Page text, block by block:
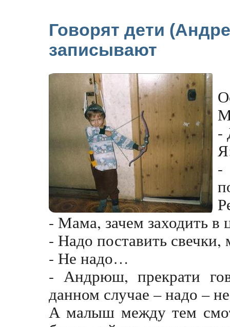
Говорят дети
записывают
-
-
- Мама, зачем заходить в
- Надо поставить
- Не надо…
- Андрюш, прекрати
данном случае – надо –
А малыш между тем